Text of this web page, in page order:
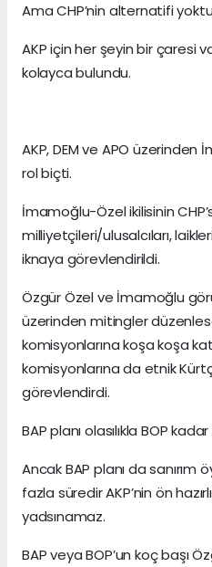
Ama CHP’nin alternatifi
AKP için her şeyin bir çaresi
kolayca bulundu.
AKP, DEM ve APO üzerinden
rol biçti.
İmamoğlu-Özel ikilisinin
milliyetçileri/ulusalcıları,
iknaya görevlendirildi.
Özgür Özel ve İmamoğlu
üzerinden mitingler
komisyonlarına koşa koşa
komisyonlarına da etnik
görevlendirdi.
BAP planı olasılıkla BOP
Ancak BAP planı da sanırım
fazla süredir AKP’nin ön
yadsınamaz.
BAP veya BOP’un koç başı